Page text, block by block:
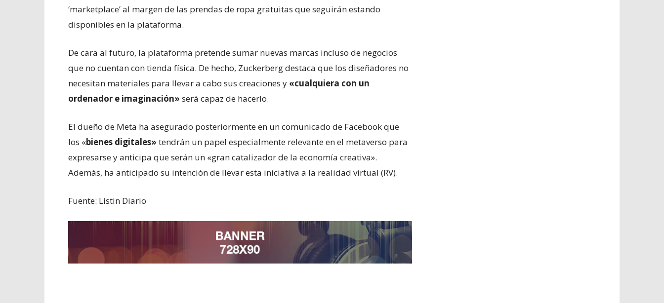
‘marketplace’ al margen de las prendas de ropa gratuitas que seguirán estando
disponibles en la plataforma.
De cara al futuro, la plataforma pretende sumar nuevas marcas incluso de negocios
que no cuentan con tienda física. De hecho, Zuckerberg destaca que los diseñadores no
necesitan materiales para llevar a cabo sus creaciones y «cualquiera con un
ordenador e imaginación» será capaz de hacerlo.
El dueño de Meta ha asegurado posteriormente en un comunicado de Facebook que
los «bienes digitales» tendrán un papel especialmente relevante en el metaverso para
expresarse y anticipa que serán un «gran catalizador de la economía creativa».
Además, ha anticipado su intención de llevar esta iniciativa a la realidad virtual (RV).
Fuente: Listin Diario